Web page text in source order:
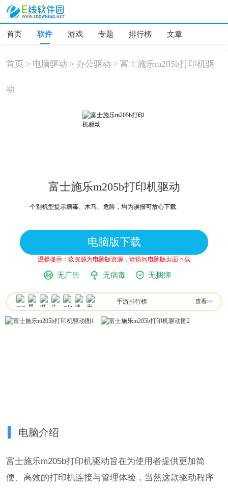
首页 软件 游戏 专题 排行榜 文章
首页 > 电脑驱动 > 办公驱动 >富士施乐m205b打印机驱
动
富士施乐m205b打印机驱动
个别机型提示病毒、木马、危险，均为误报可放心下载
电脑版下载
温馨提示：该资源为电脑版资源，请访问电脑版页面下载
无广告 无病毒 无捆绑
手游排行榜 查看>>
电脑介绍
富士施乐m205b打印机驱动旨在为使用者提供更加简
便、高效的打印机连接与管理体验，当然这款驱动程序